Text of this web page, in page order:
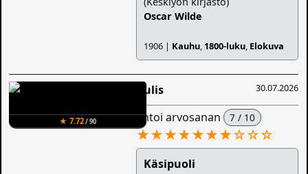
Oscar Wilde
1906 | Kauhu, 1800-luku, Elokuva
★ 7.72/ 90
30.07.2026
Aulis
antoi arvosanan 7 / 10
★★★★★★★☆☆☆
Käsipuoli